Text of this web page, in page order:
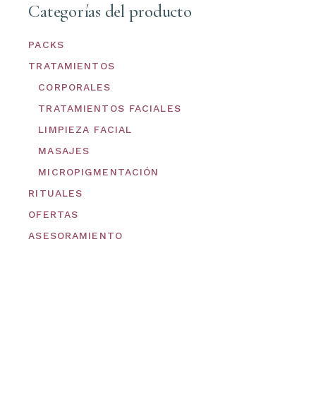
Categorías del producto
PACKS
TRATAMIENTOS
CORPORALES
TRATAMIENTOS FACIALES
LIMPIEZA FACIAL
MASAJES
MICROPIGMENTACIÓN
RITUALES
OFERTAS
ASESORAMIENTO